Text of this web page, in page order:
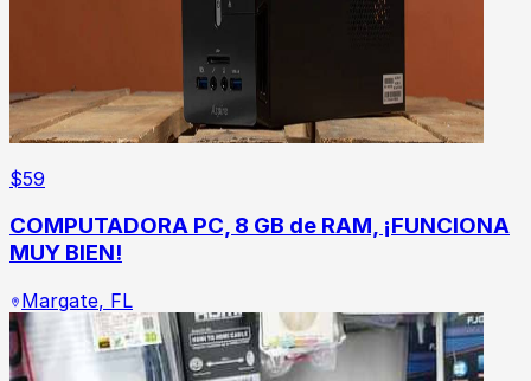
$59
COMPUTADORA PC, 8 GB de RAM, ¡FUNCIONA
MUY BIEN!
Margate, FL